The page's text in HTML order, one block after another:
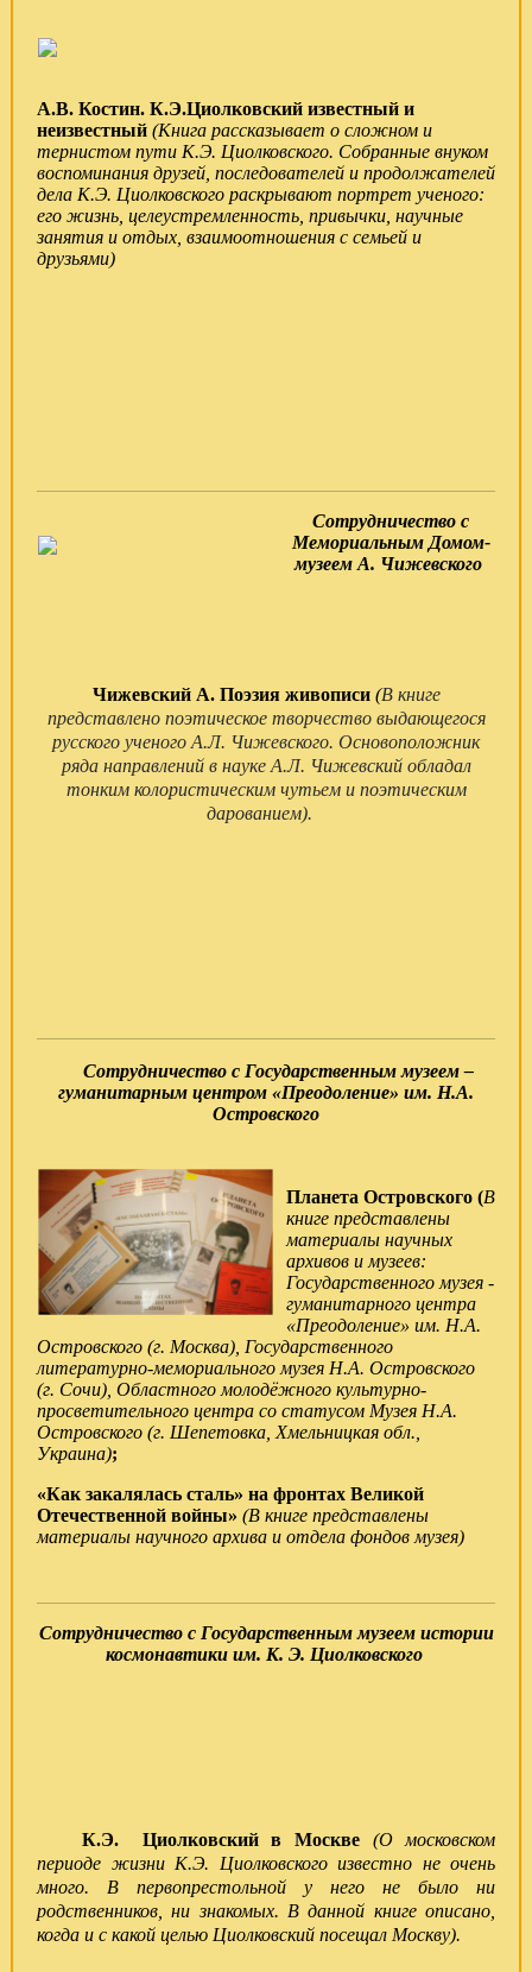
А.В. Костин. К.Э.Циолковский известный и
неизвестный (Книга рассказывает о сложном и
тернистом пути К.Э. Циолковского. Собранные внуком
воспоминания друзей, последователей и продолжателей
дела К.Э. Циолковского раскрывают портрет ученого:
его жизнь, целеустремленность, привычки, научные
занятия и отдых, взаимоотношения с семьей и
друзьями)
Сотрудничество с
Мемориальным Домом-
музеем А. Чижевского
Чижевский А. Поэзия живописи (В книге
представлено поэтическое творчество выдающегося
русского ученого А.Л. Чижевского. Основоположник
ряда направлений в науке А.Л. Чижевский обладал
тонким колористическим чутьем и поэтическим
дарованием).
Сотрудничество с Государственным музеем –
гуманитарным центром «Преодоление» им. Н.А.
Островского
Планета Островского (В
книге представлены
материалы научных
архивов и музеев:
Государственного музея -
гуманитарного центра
«Преодоление» им. Н.А.
Островского (г. Москва), Государственного
литературно-мемориального музея Н.А. Островского
(г. Сочи), Областного молодёжного культурно-
просветительного центра со статусом Музея Н.А.
Островского (г. Шепетовка, Хмельницкая обл.,
Украина);
«Как закалялась сталь» на фронтах Великой
Отечественной войны» (В книге представлены
материалы научного архива и отдела фондов музея)
Сотрудничество с Государственным музеем истории
космонавтики им. К. Э. Циолковского
К.Э. Циолковский в Москве (О московском
периоде жизни К.Э. Циолковского известно не очень
много. В первопрестольной у него не было ни
родственников, ни знакомых. В данной книге описано,
когда и с какой целью Циолковский посещал Москву).